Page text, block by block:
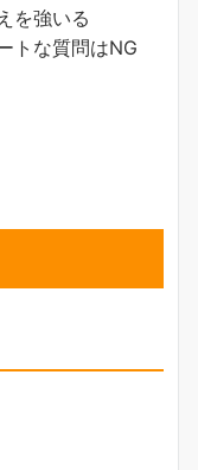
を強いる
トな質問はNG